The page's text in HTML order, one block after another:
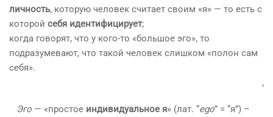
личность, которую человек считает своим «я» — то есть с
которой себя идентифицирует;
когда говорят, что у кого-то «большое эго», то
подразумевают, что такой человек слишком «полон сам
себя».
‘
Эго — «простое индивидуальное я» (лат. “ego” = “я”) –